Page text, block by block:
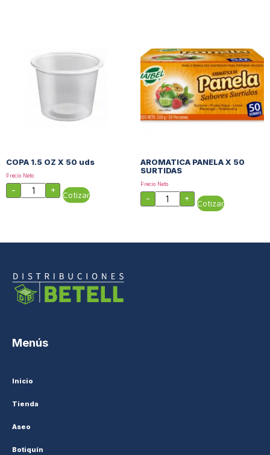
COPA 1.5 OZ X 50 uds
Precio Neto
- + Cotizar
AROMATICA PANELA X 50
SURTIDAS
Precio Neto
- + Cotizar
Menús
Inicio
Tienda
Aseo
Botiquín